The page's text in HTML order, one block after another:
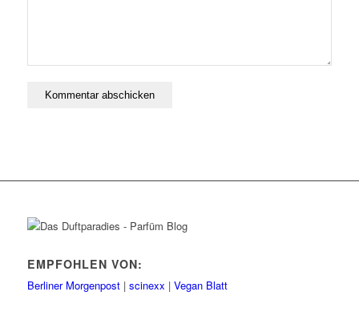
EMPFOHLEN VON:
Berliner Morgenpost | scinexx | Vegan Blatt